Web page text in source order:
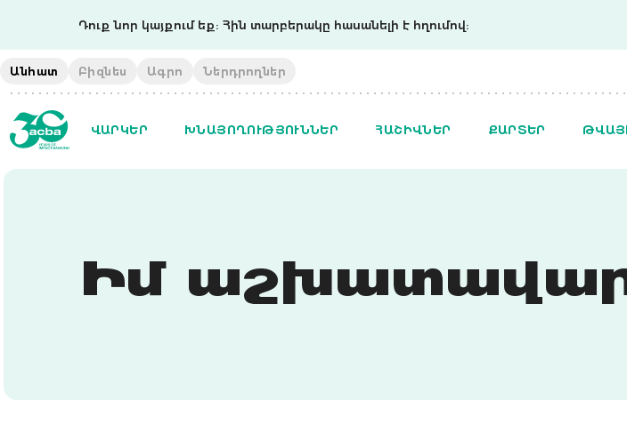
Դուք նոր կայքում եք: Հին տարբերակը հասանելի է հղումով:
Անհատ Բիզնես Ագրո Ներդրողներ
ՎԱՐԿԵՐ ԽՆԱՅՈՂՈՒԹՅՈՒՆՆԵՐ ՀԱՇԻՎՆԵՐ ՔԱՐՏԵՐ
Իմ